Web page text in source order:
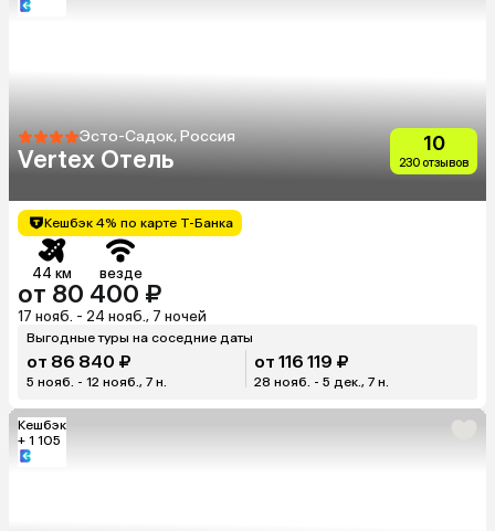
Эсто-Садок, Россия
Vertex Отель
10
230 отзывов
Кешбэк 4% по карте Т-Банка
44 км везде
от 80 400 ₽
17 нояб. - 24 нояб., 7 ночей
Выгодные туры на соседние даты
от 86 840 ₽
5 нояб. - 12 нояб., 7 н.
от 116 119 ₽
28 нояб. - 5 дек., 7 н.
Кешбэк
+ 1 105